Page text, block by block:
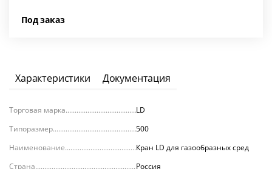
Под заказ
Характеристики Документация
Торговая марка
LD
Типоразмер
500
Наименование
Кран LD для газообразных сред
Страна
Россия